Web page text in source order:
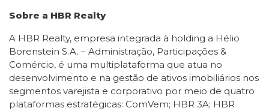
Sobre a HBR Realty
A HBR Realty, empresa integrada à holding a Hélio
Borenstein S.A. – Administração, Participações &
Comércio, é uma multiplataforma que atua no
desenvolvimento e na gestão de ativos imobiliários nos
segmentos varejista e corporativo por meio de quatro
plataformas estratégicas: ComVem; HBR 3A; HBR